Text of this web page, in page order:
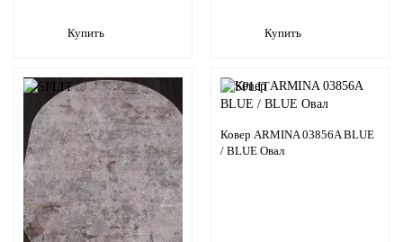
Купить Купить
Ковер ARMINA 03856A BLUE
/ BLUE Овал